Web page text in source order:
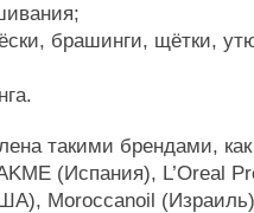
брашинги, щётки,
такими брендами,
(Испания), L’Oreal
Moroccanoil